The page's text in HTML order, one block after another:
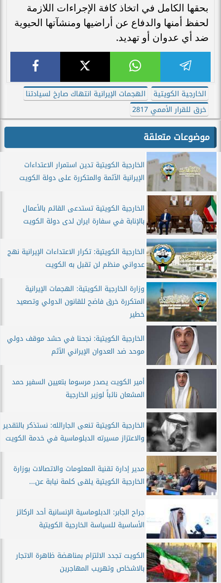
بحقها الكامل في اتخاذ كافة الإجراءات اللازمة
لحفظ أمنها والدفاع عن أراضيها ومنشآتها الحيوية
ضد أي عدوان أو تهديد.
الخارجية الكويتية
الهجمات الإيرانية انتهاك صارخ لسيادتنا
خرق للقرار الأممي 2817
موضوعات متعلقة
الخارجية الكويتية تدين استمرار الاعتداءات
الإيرانية الآثمة والمتكررة على دولة الكويت
الخارجية الكويتية تستدعى القائم بالأعمال
بالإنابة في سفارة ايران لدى دولة الكويت
الخارجية الكويتية: تكرار الاعتداءات الإيرانية نهج
عدواني منظم لن تقبل به الكويت
وزارة الخارجية الكويتية: الهجمات الإيرانية
المتكررة خرق فاضح للقانون الدولي وتصعيد
خطير
الخارجية الكويتية: نجحنا في حشد موقف دولي
موحد ضد العدوان الإيراني الآثم
أمير الكويت يصدر مرسوما بتعيين السفير حمد
المشعان نائباً لوزير الخارجية
الخارجية الكويتية تنعى الجارالله: نستذكر بالتقدير
والاعتزاز مسيرته الدبلوماسية في خدمة الكويت
مدير إدارة تقنية المعلومات والاتصالات بوزارة
الخارجية الكويتية يلقى كلمة نيابة عن...
جراح الجابر: الدبلوماسية الإنسانية أحد الركائز
الأساسية للسياسة الخارجية الكويتية
الكويت تجدد الالتزام بمناهضة ظاهرة الاتجار
بالاشخاص وتهريب المهاجرين